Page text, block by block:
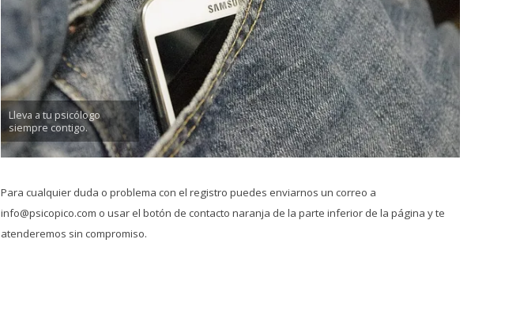
Lleva a tu psicólogo
siempre contigo.
Para cualquier duda o problema con el registro puedes enviarnos un correo a
info@psicopico.com o usar el botón de contacto naranja de la parte inferior de la página y te
atenderemos sin compromiso.